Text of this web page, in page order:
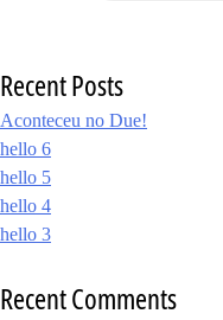
Recent Posts
Aconteceu no Due!
hello 6
hello 5
hello 4
hello 3
Recent Comments